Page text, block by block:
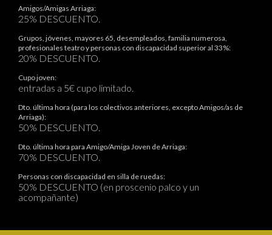
Amigos/Amigas Arriaga:
25% DESCUENTO.
Grupos, jóvenes, mayores 65, desempleados, familia numerosa,
profesionales teatro y personas con discapacidad superior al 33%:
20% DESCUENTO.
Cupo joven:
entradas a 5€ cupo limitado.
Dto. última hora (para los colectivos anteriores, excepto Amigos/as de
Arriaga):
50% DESCUENTO.
Dto. última hora para Amigo/Amiga Joven de Arriaga:
70% DESCUENTO.
Personas con discapacidad en silla de ruedas:
50% DESCUENTO (en proscenio palco y un
acompañante)